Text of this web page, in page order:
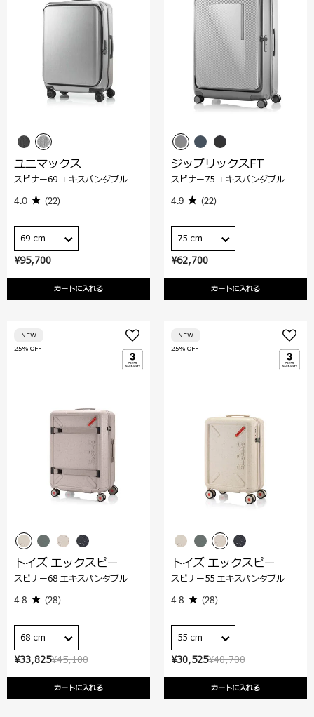
¥95,700
カートに入れる
ユニマックス
スピナー69 エキスパンダブル
4.0 (22)
69 cm
¥62,700
カートに入れる
ジップリックスFT
スピナー75 エキスパンダブル
4.9 (22)
75 cm
¥45,100
¥33,825
カートに入れる
25% OFF
NEW
トイズ エックスピー
スピナー68 エキスパンダブル
4.8 (28)
68 cm
¥40,700
¥30,525
カートに入れる
25% OFF
NEW
トイズ エックスピー
スピナー55 エキスパンダブル
4.8 (28)
55 cm